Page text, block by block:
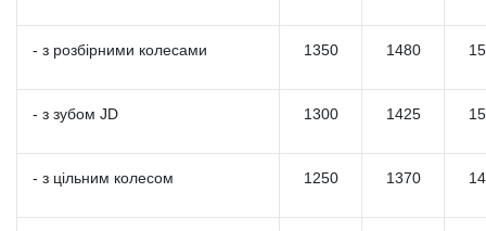
- з розбірними колесами 1350 1480
- з зубом JD 1300 1425
- з цільним колесом 1250 1370